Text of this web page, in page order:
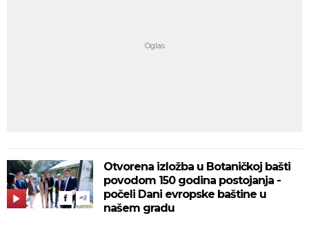
Otvorena izložba u Botaničkoj bašti
povodom 150 godina postojanja -
počeli Dani evropske baštine u
našem gradu